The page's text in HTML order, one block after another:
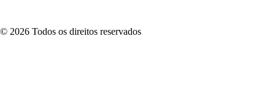
© 2026 Todos os direitos reservados